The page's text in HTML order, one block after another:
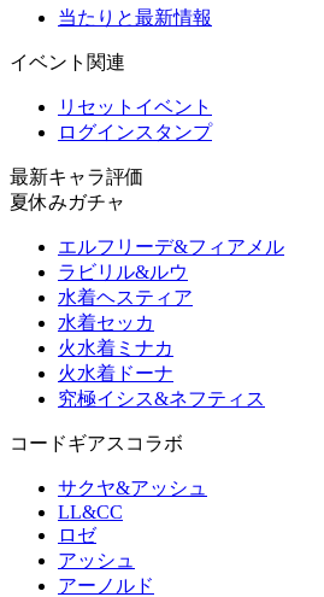
当たりと最新情報
イベント関連
リセットイベント
ログインスタンプ
最新キャラ評価
夏休みガチャ
エルフリーデ&フィアメル
ラビリル&ルウ
水着ヘスティア
水着セッカ
火水着ミナカ
火水着ドーナ
究極イシス&ネフティス
コードギアスコラボ
サクヤ&アッシュ
LL&CC
ロゼ
アッシュ
アーノルド